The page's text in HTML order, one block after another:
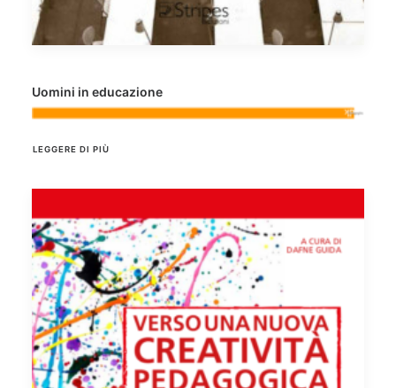
Uomini in educazione
LEGGERE DI PIÙ